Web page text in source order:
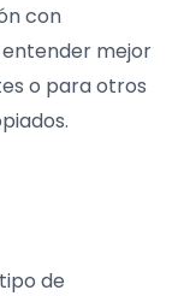
con
mejor
o para otros
de